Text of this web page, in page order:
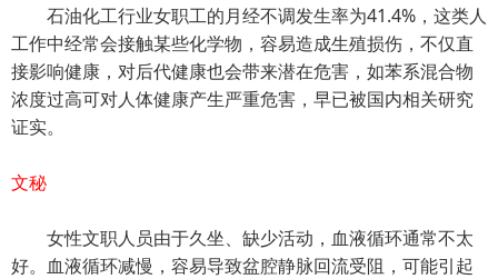
石油化工行业女职工的月经不调发生率为41.4%，这类人
工作中经常会接触某些化学物，容易造成生殖损伤，不仅直
接影响健康，对后代健康也会带来潜在危害，如苯系混合物
浓度过高可对人体健康产生严重危害，早已被国内相关研究
证实。
文秘
女性文职人员由于久坐、缺少活动，血液循环通常不太
好。血液循环减慢，容易导致盆腔静脉回流受阻，可能引起